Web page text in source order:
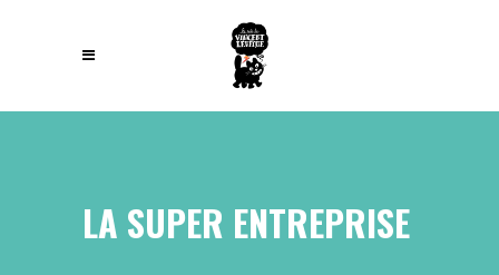
LA SUPER ENTREPRISE